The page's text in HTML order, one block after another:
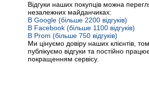
Відгуки наших покупців можна
незалежних майданчиках:
В Google (більше 2200 відгуків)
В Facebook (більше 1100 відгуків)
В Prom (більше 750 відгуків)
Ми цінуємо довіру наших клієнтів,
публікуємо відгуки та постійно
покращенням сервісу.